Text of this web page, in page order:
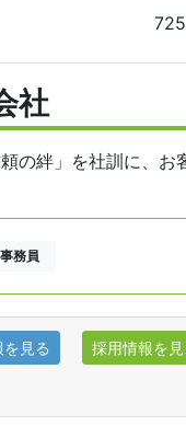
725
社
の絆」を社訓に、お
事務員
見る 採用情報を見